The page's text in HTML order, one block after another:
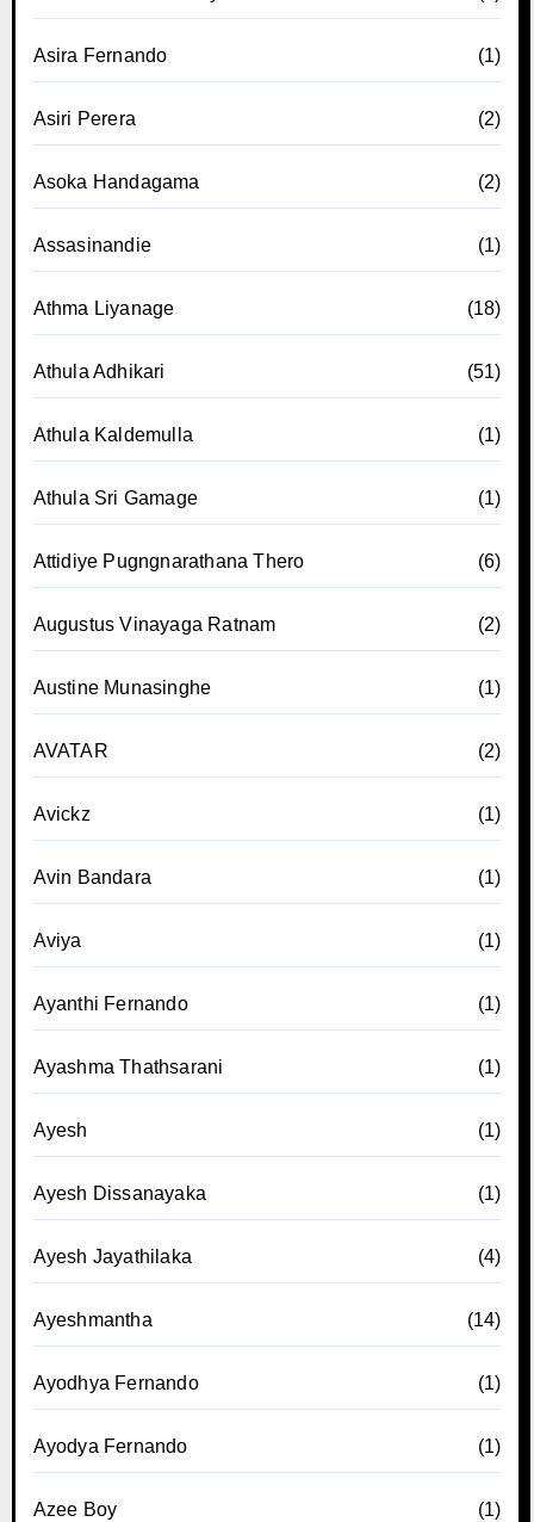
Asira Fernando (1)
Asiri Perera (2)
Asoka Handagama (2)
Assasinandie (1)
Athma Liyanage (18)
Athula Adhikari (51)
Athula Kaldemulla (1)
Athula Sri Gamage (1)
Attidiye Pugngnarathana Thero (6)
Augustus Vinayaga Ratnam (2)
Austine Munasinghe (1)
AVATAR (2)
Avickz (1)
Avin Bandara (1)
Aviya (1)
Ayanthi Fernando (1)
Ayashma Thathsarani (1)
Ayesh (1)
Ayesh Dissanayaka (1)
Ayesh Jayathilaka (4)
Ayeshmantha (14)
Ayodhya Fernando (1)
Ayodya Fernando (1)
Azee Boy (1)